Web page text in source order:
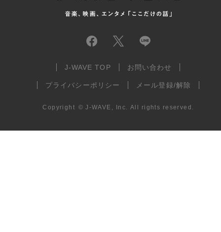
J-WAVE TOP お問い合わせ
プライバシーポリシー メール登録/解除
Copyright © J-WAVE, Inc. All rights reserved.